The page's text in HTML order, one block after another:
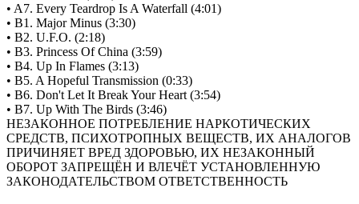
• A7. Every Teardrop Is A Waterfall (4:01)
• B1. Major Minus (3:30)
• B2. U.F.O. (2:18)
• B3. Princess Of China (3:59)
• B4. Up In Flames (3:13)
• B5. A Hopeful Transmission (0:33)
• B6. Don't Let It Break Your Heart (3:54)
• B7. Up With The Birds (3:46)
НЕЗАКОННОЕ ПОТРЕБЛЕНИЕ НАРКОТИЧЕСКИХ
СРЕДСТВ, ПСИХОТРОПНЫХ ВЕЩЕСТВ, ИХ АНАЛОГОВ
ПРИЧИНЯЕТ ВРЕД ЗДОРОВЬЮ, ИХ НЕЗАКОННЫЙ
ОБОРОТ ЗАПРЕЩЁН И ВЛЕЧЁТ УСТАНОВЛЕННУЮ
ЗАКОНОДАТЕЛЬСТВОМ ОТВЕТСТВЕННОСТЬ